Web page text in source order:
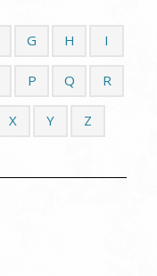
G H I
P Q R
X Y Z